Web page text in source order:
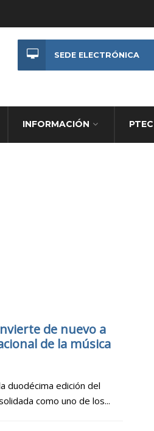
INFORMACIÓN PTEC
SEDE ELECTRÓNICA
de nuevo a
de la música
duodécima edición del
como uno de los...